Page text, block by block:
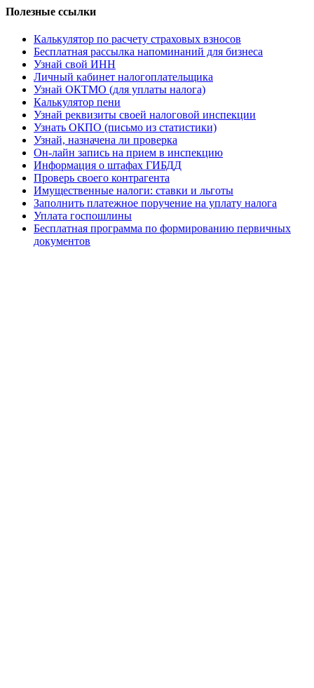
Полезные ссылки
Калькулятор по расчету страховых взносов
Бесплатная рассылка напоминаний для бизнеса
Узнай свой ИНН
Личный кабинет налогоплательщика
Узнай ОКТМО (для уплаты налога)
Калькулятор пени
Узнай реквизиты своей налоговой инспекции
Узнать ОКПО (письмо из статистики)
Узнай, назначена ли проверка
Он-лайн запись на прием в инспекцию
Информация о штафах ГИБДД
Проверь своего контрагента
Имущественные налоги: ставки и льготы
Заполнить платежное поручение на уплату налога
Уплата госпошлины
Бесплатная программа по формированию первичных
документов